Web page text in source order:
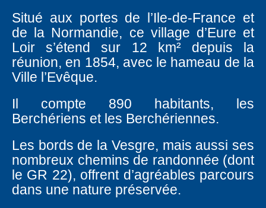
Situé aux portes de l’Ile-de-France et
de la Normandie, ce village d’Eure et
Loir s’étend sur 12 km² depuis la
réunion, en 1854, avec le hameau de la
Ville l’Evêque.
Il compte 890 habitants, les
Berchériens et les Berchériennes.
Les bords de la Vesgre, mais aussi ses
nombreux chemins de randonnée (dont
le GR 22), offrent d’agréables parcours
dans une nature préservée.